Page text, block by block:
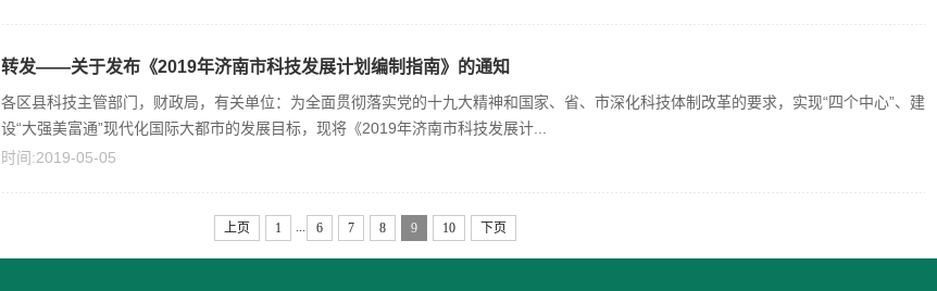
转发——关于发布《2019年济南市科技发展计划编制指南》的通知
各区县科技主管部门，财政局，有关单位：为全面贯彻落实党的十九大精神和国家、省、市深化科技体制改革的要求，实现“四个中心”、建
设“大强美富通”现代化国际大都市的发展目标，现将《2019年济南市科技发展计...
时间:2019-05-05
上页 1 6 7 8 9 10 下页